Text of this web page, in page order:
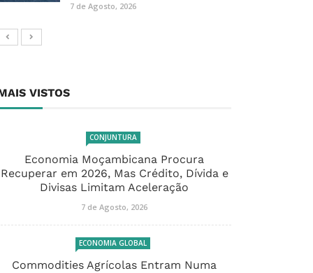
7 de Agosto, 2026
VISTOS
CONJUNTURA
Economia Moçambicana Procura
Recuperar em 2026, Mas Crédito, Dívida e
Divisas Limitam Aceleração
7 de Agosto, 2026
ECONOMIA GLOBAL
Commodities Agrícolas Entram Numa